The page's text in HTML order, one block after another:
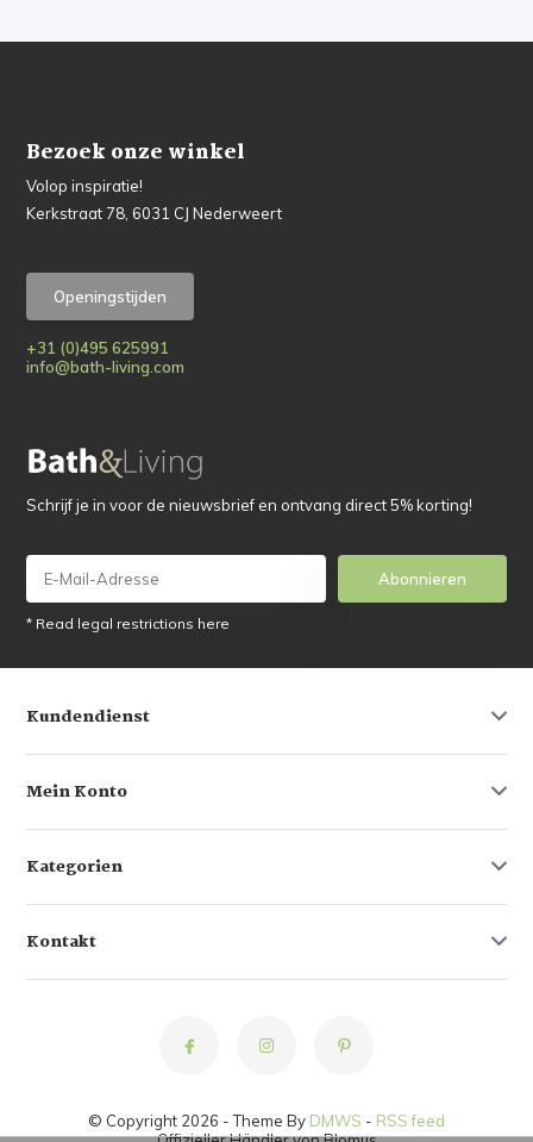
Bezoek onze winkel
Volop inspiratie!
Kerkstraat 78, 6031 CJ Nederweert
Openingstijden
+31 (0)495 625991
info@bath-living.com
Schrijf je in voor de nieuwsbrief en ontvang direct 5% korting!
Abonnieren
* Read legal restrictions here
Kundendienst
Mein Konto
Kategorien
Kontakt
© Copyright 2026 - Theme By DMWS - RSS feed